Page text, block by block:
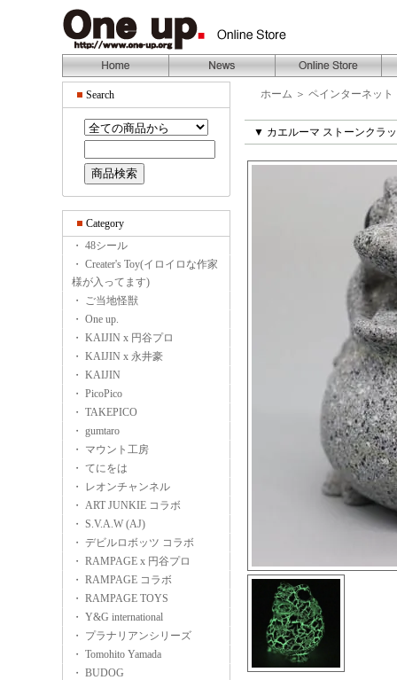
Search
Category
・ 48シール
・ Creater's Toy(イロイロな作家
様が入ってます)
・ ご当地怪獣
・ One up.
・ KAIJIN x 円谷プロ
・ KAIJIN x 永井豪
・ KAIJIN
・ PicoPico
・ TAKEPICO
・ gumtaro
・ マウント工房
・ てにをは
・ レオンチャンネル
・ ART JUNKIE コラボ
・ S.V.A.W (AJ)
・ デビルロボッツ コラボ
・ RAMPAGE x 円谷プロ
・ RAMPAGE コラボ
・ RAMPAGE TOYS
・ Y&G international
・ プラナリアンシリーズ
・ Tomohito Yamada
・ BUDOG
ホーム ＞ ペインターネット
▼ カエルーマ ストーンクラ